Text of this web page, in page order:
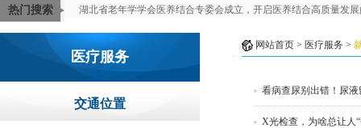
热门搜索 湖北省老年学学会医养结合专委会成立，开启医养结合高质量发
医疗服务
交通位置
网站首页 > 医疗服务 >
看病查尿别出错！尿
X光检查，为啥总让人